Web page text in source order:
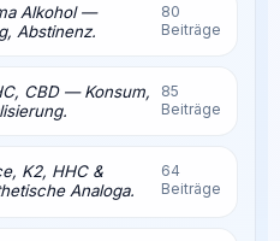
Alkohol —
Abstinenz.
80
Beiträge
CBD — Konsum,
85
Beiträge
K2, HHC &
Analoga.
64
Beiträge